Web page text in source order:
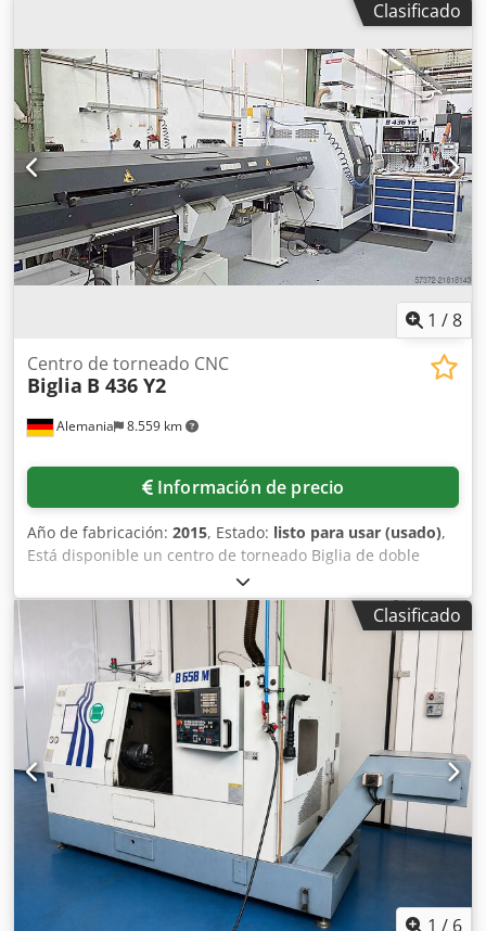
barra: 65 mm, Fresado hasta 8.000 rpm, 20 kW, Eje C a
Velocidad de fresado 4000 rpm, Motores de husillo de 30
kW, Control FANUC 31i, Plato autocentrante hidráulico de 3
garras, transportador de virutas, refrigerante, palpador de
herramientas, atrapapiezas, alimentador de barras.
Clasificado
1 /8
Alemania 8.559 km
Centro de torneado CNC
Biglia B 436 Y2
Información de precio
Año de fabricación: 2015, Estado: listo para usar (usado),
Está disponible un centro de torneado Biglia de doble
torreta y doble husillo, incluyendo periféricos. Potencia del
husillo: 11kW/11kW, velocidad de giro: 7000 rpm, paso de
barra: 36mm-37,5mm, diámetro máximo de torneado:
100mm, longitud máxima de torneado: 140mm, posiciones
de herramientas: 2×12, recorrido eje Y: +/-25mm, recorrido
eje X/Z: 85mm/300mm, avance rápido: 15m/min,
dimensiones de la máquina X/Y/Z: aprox.
3700mm/1450mm/1900mm, peso: aprox. 5000kg, control:
Mitsubishi M730 con editor, horas de encendido: aprox.
47000h. Incluye alimentador de barras FMB turbo 3-36,
sistema de refrigerante Knoll KF10, depósito de 700l,
unidad de purificación de aire y un extenso paquete de
pinzas y herramientas. Documentación disponible. Es
posible realizar una inspección in situ. Probablemente
disponible a partir de octubre de 2026. Codpfxoy H I E Uo
Clasificado
1 / 6